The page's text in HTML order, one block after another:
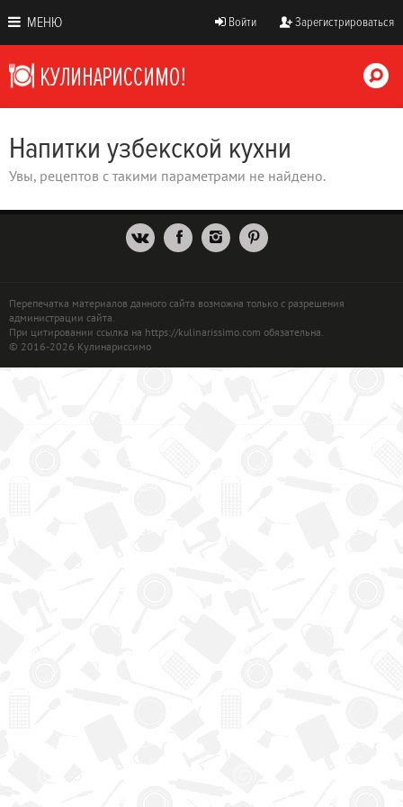
МЕНЮ Войти Зарегистрироваться
Напитки узбекской кухни
Увы, рецептов с такими параметрами не найдено.
Перепечатка материалов данного сайта возможна только с разрешения
администрации сайта.
При цитировании ссылка на https://kulinarissimo.com обязательна.
© 2016-2026 Кулинариссимо